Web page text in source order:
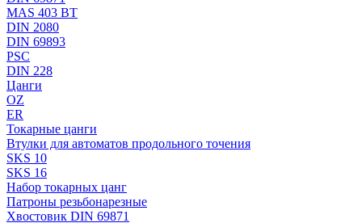
MAS 403 BT
DIN 2080
DIN 69893
PSC
DIN 228
Цанги
OZ
ER
Токарные цанги
Втулки для автоматов продольного точения
SKS 10
SKS 16
Набор токарных цанг
Патроны резьбонарезные
Хвостовик DIN 69871